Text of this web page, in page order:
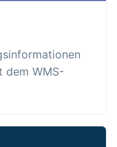
dem WMS-